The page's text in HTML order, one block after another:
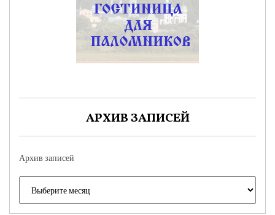
АРХИВ ЗАПИСЕЙ
Архив записей